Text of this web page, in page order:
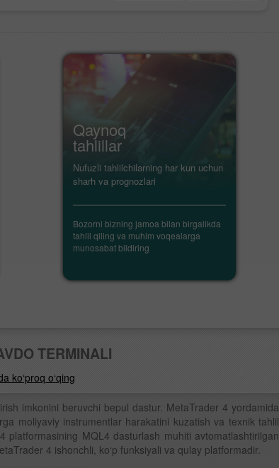
Qaynoq
tahlillar
Nufuzli tahlilchilarning har kun uchun
sharh va prognozlari
Bozorni bizning jamoa bilan birgalikda
tahlil qiling va muhim voqealarga
munosabat bildiring
TERMINALI
ko‘proq o‘qing
imkonini beruvchi bepul dastur. MetaTrader 4 yordamida
moliyaviy instrumentlar harakatini kuzatish va texnik tahlil
platformasining MQL4 dasturlash muhiti avtomatlashtirilgan
4 ishonchli, ko‘p funksiyali va qulay platformadir.